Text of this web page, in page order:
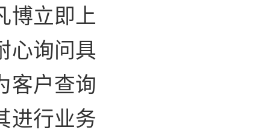
博立即上
心询问具
客户查询
进行业务